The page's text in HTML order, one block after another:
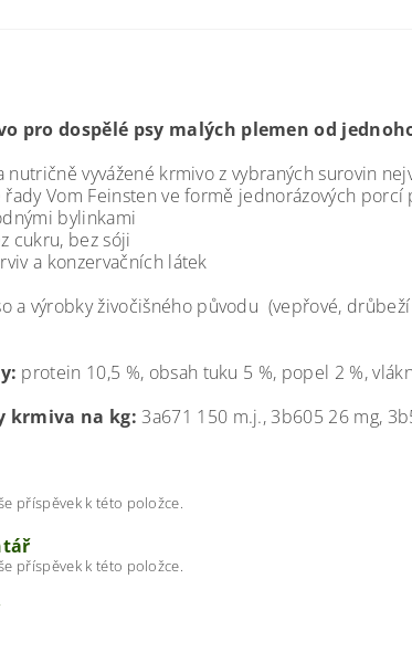
pro dospělé psy malých plemen od
nutričně vyvážené krmivo z vybraných surovin
řady Vom Feinsten ve formě jednorázových
bylinkami
cukru, bez sóji
a konzervačních látek
a výrobky živočišného původu (vepřové,
protein 10,5 %, obsah tuku 5 %, popel 2 %,
krmiva na kg: 3a671 150 m.j., 3b605 26 mg,
příspěvek k této položce.
příspěvek k této položce.